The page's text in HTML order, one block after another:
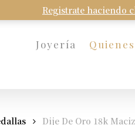
Registrate haciendo
Joyería
Dije De Oro 18k